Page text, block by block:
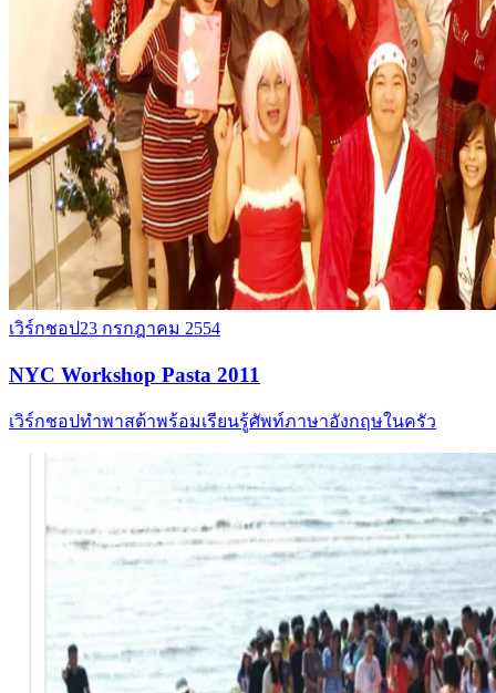
เวิร์กชอป23 กรกฎาคม 2554
NYC Workshop Pasta 2011
เวิร์กชอปทำพาสต้าพร้อมเรียนรู้ศัพท์ภาษาอังกฤษในครัว